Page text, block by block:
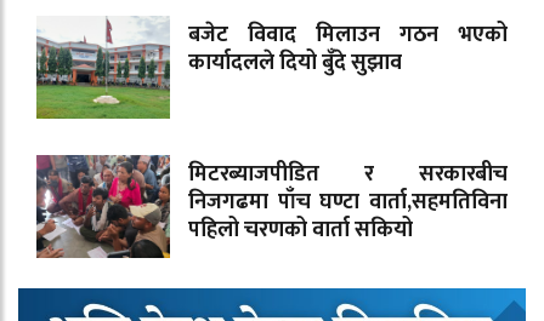
बजेट विवाद मिलाउन गठन भएको
कार्यादलले दियो बुँदे सुझाव
मिटरब्याजपीडित र सरकारबीच
निजगढमा पाँच घण्टा वार्ता,सहमतिविना
पहिलो चरणको वार्ता सकियो